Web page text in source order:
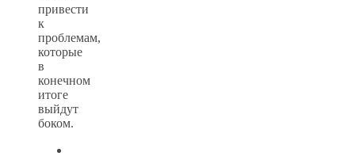
привести
к
проблемам,
которые
в
конечном
итоге
выйдут
боком.